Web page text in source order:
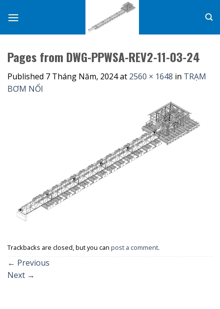
Pages from DWG-PPWSA-REV2-11-03-24
Published 7 Tháng Năm, 2024at 2560 × 1648 in TRẠM
BƠM NỔI
Trackbacks are closed, but you can post a comment.
← Previous
Next →